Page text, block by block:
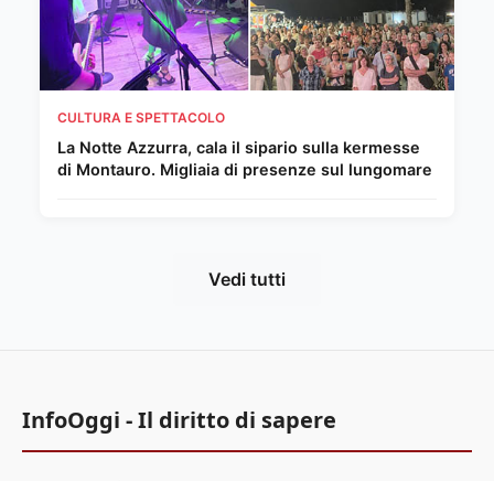
CULTURA E SPETTACOLO
La Notte Azzurra, cala il sipario sulla kermesse
di Montauro. Migliaia di presenze sul lungomare
Vedi tutti
InfoOggi - Il diritto di sapere